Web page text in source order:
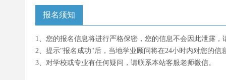
报名须知
1、您的报名信息将进行严格保密，您的信息不会因此泄露，
2、提示"报名成功"后，当地学业顾问将在24小时内对您的
3、对学校或专业有任何疑问，请联系本站客服老师微信。